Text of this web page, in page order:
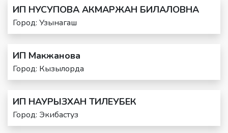
ИП НУСУПОВА АКМАРЖАН БИЛАЛОВНА
Город: Узынагаш
ИП Макжанова
Город: Кызылорда
ИП НАУРЫЗХАН ТИЛЕУБЕК
Город: Экибастуз